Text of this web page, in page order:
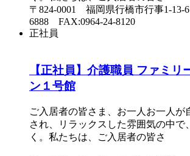
〒824-0001 福岡県行橋市行事1-13-
6888 FAX:0964-24-8120
正社員
【正社員】介護職員 ファミリ
ン１号館
ご入居者の皆さま、お一人お一人が
され、リラックスした雰囲気の中で
く。私たちは、ご入居者の皆さ